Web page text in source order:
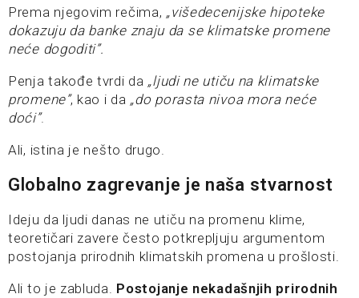
Prema njegovim rečima, „višedecenijske hipoteke
dokazuju da banke znaju da se klimatske promene
neće dogoditi”.
Penja takođe tvrdi da „ljudi ne utiču na klimatske
promene”, kao i da „do porasta nivoa mora neće
doći”.
Ali, istina je nešto drugo.
Globalno zagrevanje je naša stvarnost
Ideju da ljudi danas ne utiču na promenu klime,
teoretičari zavere često potkrepljuju argumentom
postojanja prirodnih klimatskih promena u prošlosti.
Ali to je zabluda. Postojanje nekadašnjih prirodnih